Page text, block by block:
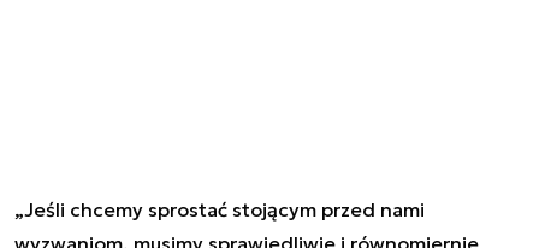
„Jeśli chcemy sprostać stojącym przed nami
wyzwaniom, musimy sprawiedliwie i równomiernie